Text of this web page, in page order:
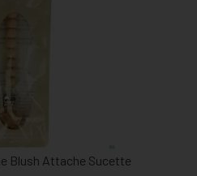
Blush Attache Sucette